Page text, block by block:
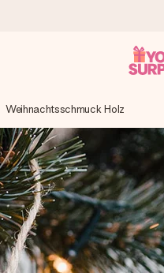
– damit du es genau
Reviews
Weihnachtsschmuck Holz